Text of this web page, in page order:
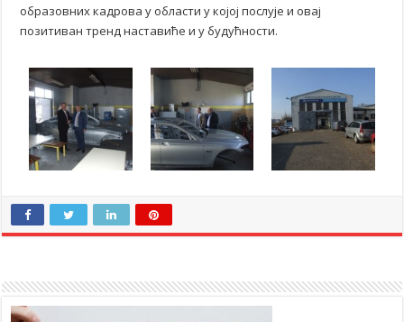
образовних кадрова у области у којој послује и овај
позитиван тренд наставиће и у будућности.